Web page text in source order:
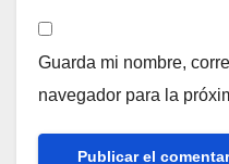
Guarda mi nombre,
navegador para la